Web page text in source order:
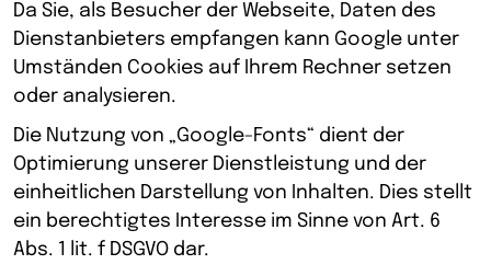
Da Sie, als Besucher der Webseite, Daten des
Dienstanbieters empfangen kann Google unter
Umständen Cookies auf Ihrem Rechner setzen
oder analysieren.
Die Nutzung von „Google-Fonts“ dient der
Optimierung unserer Dienstleistung und der
einheitlichen Darstellung von Inhalten. Dies stellt
ein berechtigtes Interesse im Sinne von Art. 6
Abs. 1 lit. f DSGVO dar.